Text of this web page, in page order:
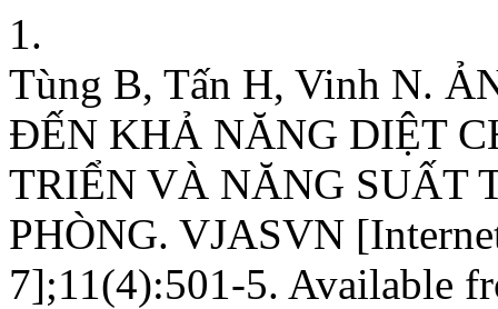
1.
Tùng B, Tấn H, Vinh N.
ĐẾN KHẢ NĂNG DIỆT
TRIỂN VÀ NĂNG SUẤT
PHÒNG. VJASVN
7];11(4):501-5. Available